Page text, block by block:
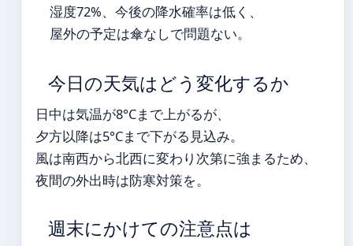
湿度72%、今後の降水確率は低く、
屋外の予定は傘なしで問題ない。
今日の天気はどう変化するか
日中は気温が8°Cまで上がるが、
夕方以降は5°Cまで下がる見込み。
風は南西から北西に変わり次第に強まるため、
夜間の外出時は防寒対策を。
週末にかけての注意点は